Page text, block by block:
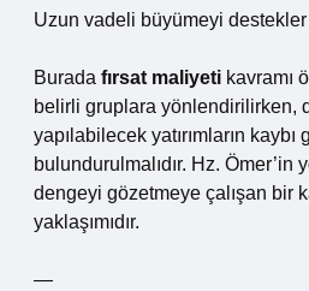
Uzun vadeli büyümeyi destekler
Burada fırsat maliyeti kavramı
belirli gruplara yönlendirilirken,
yapılabilecek yatırımların kaybı
bulundurulmalıdır. Hz. Ömer’in
dengeyi gözetmeye çalışan bir
yaklaşımıdır.
—